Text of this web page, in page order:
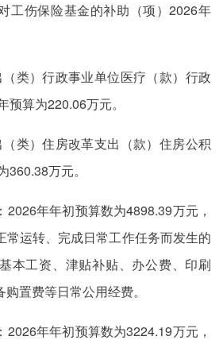
工伤保险基金的补助（项）2026年
类）行政事业单位医疗（款）行政
算为220.06万元。
类）住房改革支出（款）住房公积
万元。
2026年年初预算数为4898.39万元，
常运转、完成日常工作任务而发生的
本工资、津贴补贴、办公费、印刷
置费等日常公用经费。
2026年年初预算数为3224.19万元，